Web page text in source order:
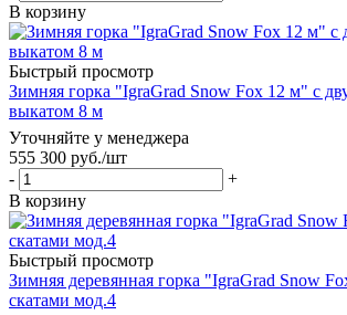
В корзину
Быстрый просмотр
Зимняя горка "IgraGrad Snow Fox 12 м" с
выкатом 8 м
Уточняйте у менеджера
555 300 руб./шт
-
+
В корзину
Быстрый просмотр
Зимняя деревянная горка "IgraGrad Snow
скатами мод.4